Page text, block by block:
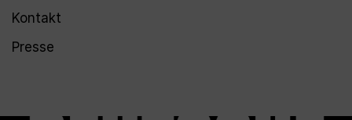
Kontakt
Presse